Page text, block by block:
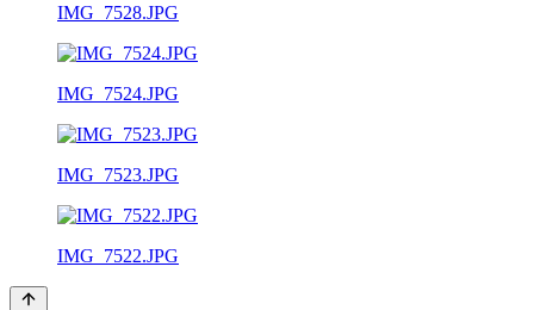
IMG_7528.JPG
IMG_7524.JPG
IMG_7523.JPG
IMG_7522.JPG